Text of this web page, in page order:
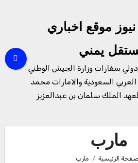
نيوز موقع اخباري
يمني
سفارات وزارة الجيش الوطني
السعودية والامارات محمد
الملك سلمان بن عبدالعزيز
مارب
الرئيسية مارب